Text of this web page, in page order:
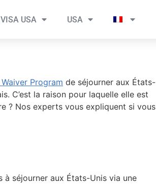
VISA USA USA
Program de séjourner aux États-
C’est la raison pour laquelle elle est
? Nos experts vous expliquent si vous
à séjourner aux États-Unis via une